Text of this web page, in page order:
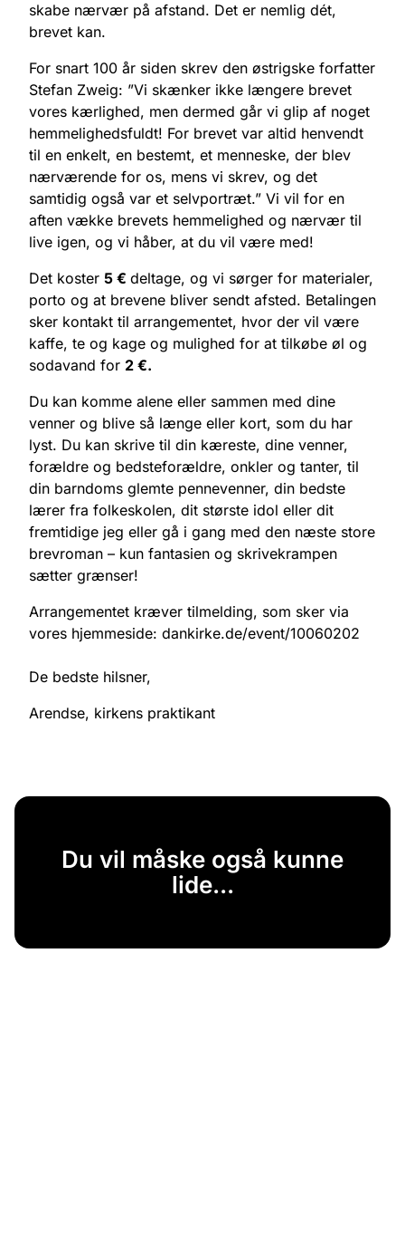
skabe nærvær på afstand. Det er nemlig dét,
brevet kan.
For snart 100 år siden skrev den østrigske forfatter
Stefan Zweig: ”Vi skænker ikke længere brevet
vores kærlighed, men dermed går vi glip af noget
hemmelighedsfuldt! For brevet var altid henvendt
til en enkelt, en bestemt, et menneske, der blev
nærværende for os, mens vi skrev, og det
samtidig også var et selvportræt.” Vi vil for en
aften vække brevets hemmelighed og nærvær til
live igen, og vi håber, at du vil være med!
Det koster 5 € deltage, og vi sørger for materialer,
porto og at brevene bliver sendt afsted. Betalingen
sker kontakt til arrangementet, hvor der vil være
kaffe, te og kage og mulighed for at tilkøbe øl og
sodavand for 2 €.
Du kan komme alene eller sammen med dine
venner og blive så længe eller kort, som du har
lyst. Du kan skrive til din kæreste, dine venner,
forældre og bedsteforældre, onkler og tanter, til
din barndoms glemte pennevenner, din bedste
lærer fra folkeskolen, dit største idol eller dit
fremtidige jeg eller gå i gang med den næste store
brevroman – kun fantasien og skrivekrampen
sætter grænser!
Arrangementet kræver tilmelding, som sker via
vores hjemmeside: dankirke.de/event/10060202
De bedste hilsner,
Arendse, kirkens praktikant
Du vil måske også kunne
lide...